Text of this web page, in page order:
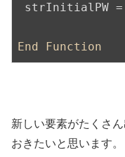
strInitialPW =
End Function
新しい要素がたくさ
おきたいと思います。